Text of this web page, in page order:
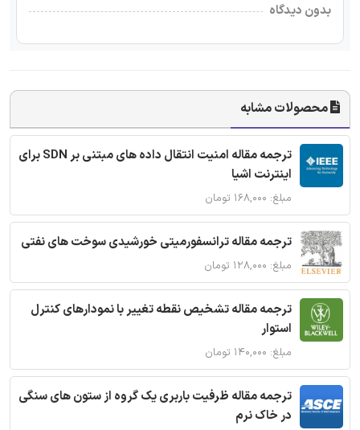
بدون دیدگاه
محصولات مشابه
ترجمه مقاله امنیت انتقال داده های مبتنی بر SDN برای
اینترنت اشیا
مبلغ: ۱۶۸,۰۰۰ تومان
ترجمه مقاله ترانسفورمیتی خورشیدی سوخت های نفتی
مبلغ: ۱۲۸,۰۰۰ تومان
ترجمه مقاله تشخیص نقطه تغییر با نمودارهای کنترل
استوار
مبلغ: ۱۴۰,۰۰۰ تومان
ترجمه مقاله ظرفیت باربری یک گروه از ستون های سنگی
در خاک نرم